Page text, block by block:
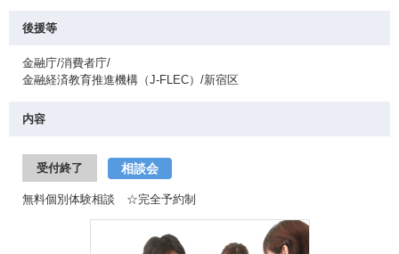
後援等
金融庁/消費者庁/
金融経済教育推進機構（J-FLEC）/新宿区
内容
受付終了 相談会
無料個別体験相談 ☆完全予約制